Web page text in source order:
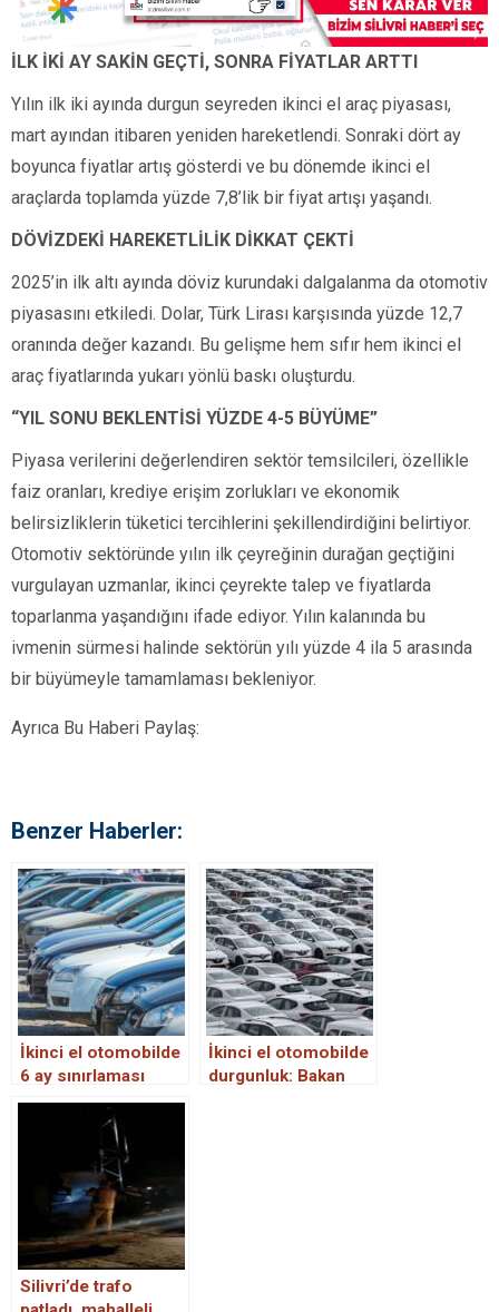
İLK İKİ AY SAKİN GEÇTİ, SONRA FİYATLAR ARTTI
Yılın ilk iki ayında durgun seyreden ikinci el araç piyasası,
mart ayından itibaren yeniden hareketlendi. Sonraki dört ay
boyunca fiyatlar artış gösterdi ve bu dönemde ikinci el
araçlarda toplamda yüzde 7,8’lik bir fiyat artışı yaşandı.
DÖVİZDEKİ HAREKETLİLİK DİKKAT ÇEKTİ
2025’in ilk altı ayında döviz kurundaki dalgalanma da otomotiv
piyasasını etkiledi. Dolar, Türk Lirası karşısında yüzde 12,7
oranında değer kazandı. Bu gelişme hem sıfır hem ikinci el
araç fiyatlarında yukarı yönlü baskı oluşturdu.
“YIL SONU BEKLENTİSİ YÜZDE 4-5 BÜYÜME”
Piyasa verilerini değerlendiren sektör temsilcileri, özellikle
faiz oranları, krediye erişim zorlukları ve ekonomik
belirsizliklerin tüketici tercihlerini şekillendirdiğini belirtiyor.
Otomotiv sektöründe yılın ilk çeyreğinin durağan geçtiğini
vurgulayan uzmanlar, ikinci çeyrekte talep ve fiyatlarda
toparlanma yaşandığını ifade ediyor. Yılın kalanında bu
ivmenin sürmesi halinde sektörün yılı yüzde 4 ila 5 arasında
bir büyümeyle tamamlaması bekleniyor.
Ayrıca Bu Haberi Paylaş:
Benzer Haberler:
İkinci el otomobilde
6 ay sınırlaması
yargıya taşınıyor
İkinci el otomobilde
durgunluk: Bakan
Silivri’de trafo